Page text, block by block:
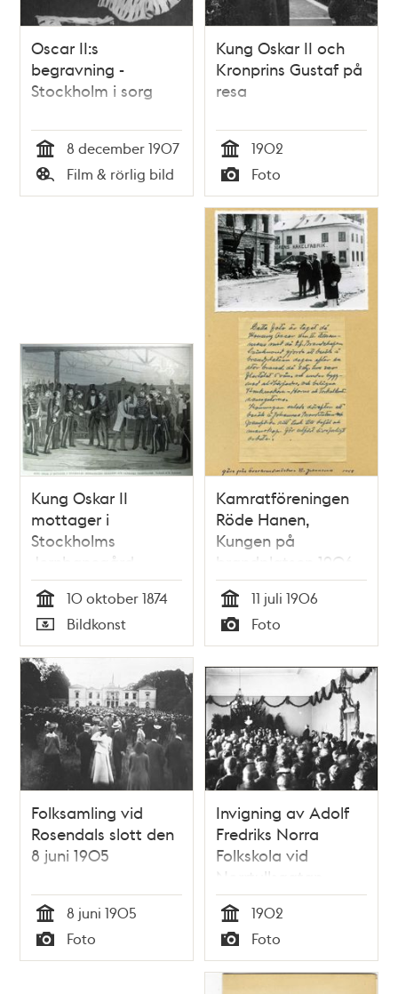
Oscar II:s
begravning -
Stockholm i sorg
Tid
8 december 1907
Typ
Film & rörlig bild
Kung Oskar II och
Kronprins Gustaf på
resa
Tid
1902
Typ
Foto
Kung Oskar II
mottager i
Stockholms
Jernbanegård
Englands och
Danmarks
tronföljare.
Tid
10 oktober 1874
Typ
Bildkonst
Kamratföreningen
Röde Hanen,
Kungen på
brandplatsen 1906
Tid
11 juli 1906
Typ
Foto
Folksamling vid
Rosendals slott den
8 juni 1905
Tid
8 juni 1905
Typ
Foto
Invigning av Adolf
Fredriks Norra
Folkskola vid
Norrtullsgatan.
Tid
1902
Typ
Foto